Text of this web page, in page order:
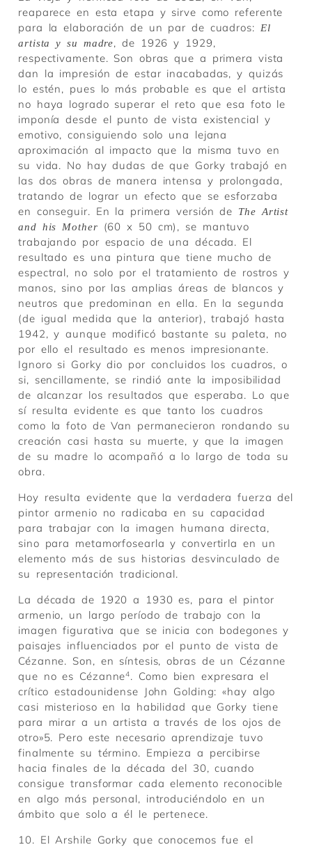
reaparece en esta etapa y sirve como referente
para la elaboración de un par de cuadros:
El
artista y su madre, de 1926 y 1929,
respectivamente. Son obras que a primera vista
dan la impresión de estar inacabadas, y quizás
lo estén, pues lo más probable es que el artista
no haya logrado superar el reto que esa foto le
imponía desde el punto de vista existencial y
emotivo, consiguiendo solo una lejana
aproximación al impacto que la misma tuvo en
su vida. No hay dudas de que Gorky trabajó en
las dos obras de manera intensa y prolongada,
tratando de lograr un efecto que se esforzaba
en conseguir. En la primera versión de
The Artist
and his Mother
(60 x 50 cm), se mantuvo
trabajando por espacio de una década. El
resultado es una pintura que tiene mucho de
espectral, no solo por el tratamiento de rostros y
manos, sino por las amplias áreas de blancos y
neutros que predominan en ella. En la segunda
(de igual medida que la anterior), trabajó hasta
1942, y aunque modificó bastante su paleta, no
por ello el resultado es menos impresionante.
Ignoro si Gorky dio por concluidos los cuadros, o
si, sencillamente, se rindió ante la imposibilidad
de alcanzar los resultados que esperaba. Lo que
sí resulta evidente es que tanto los cuadros
como la foto de Van permanecieron rondando su
creación casi hasta su muerte, y que la imagen
de su madre lo acompañó a lo largo de toda su
obra.
Hoy resulta evidente que la verdadera fuerza del
pintor armenio no radicaba en su capacidad
para trabajar con la imagen humana directa,
sino para metamorfosearla y convertirla en un
elemento más de sus historias desvinculado de
su representación tradicional.
La década de 1920 a 1930 es, para el pintor
armenio, un largo período de trabajo con la
imagen figurativa que se inicia con bodegones y
paisajes influenciados por el punto de vista de
Cézanne. Son, en síntesis, obras de un Cézanne
que no es Cézanne4. Como bien expresara el
crítico estadounidense John Golding: «hay algo
casi misterioso en la habilidad que Gorky tiene
para mirar a un artista a través de los ojos de
otro»5. Pero este necesario aprendizaje tuvo
finalmente su término. Empieza a percibirse
hacia finales de la década del 30, cuando
consigue transformar cada elemento reconocible
en algo más personal, introduciéndolo en un
ámbito que solo a él le pertenece.
10. El Arshile Gorky que conocemos fue el